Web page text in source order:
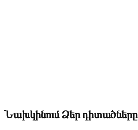
Նախկինում Ձեր դիտածները